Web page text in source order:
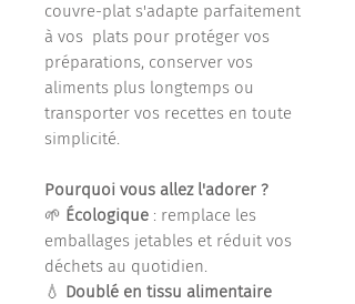
couvre-plat s'adapte parfaitement
à vos plats pour protéger vos
préparations, conserver vos
aliments plus longtemps ou
transporter vos recettes en toute
simplicité.
Pourquoi vous allez l'adorer ?
🌱 Écologique : remplace les
emballages jetables et réduit vos
déchets au quotidien.
💧 Doublé en tissu alimentaire